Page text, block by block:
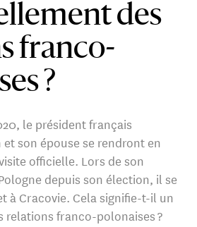
des
franco-
?
le président français
son épouse se rendront en
officielle. Lors de son
depuis son élection, il se
à Cracovie. Cela signifie-t-il un
relations franco-polonaises ?